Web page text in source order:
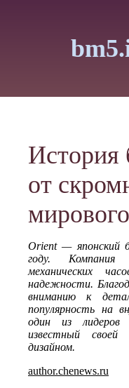
История
от
Orient — японский
году. Компания
механических
надежности.
вниманию к
популярность на
один из лидеров
известный своей
дизайном.
author.chenews.ru